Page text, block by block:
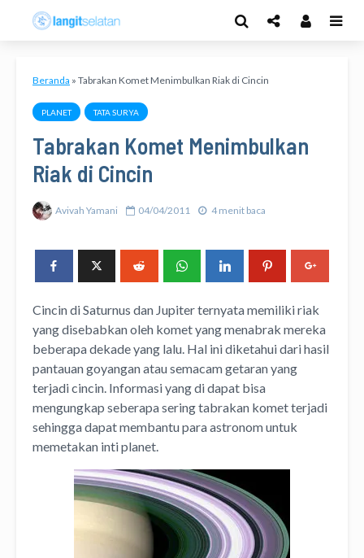
Beranda » Tabrakan Komet Menimbulkan Riak di Cincin
PLANET TATA SURYA
Tabrakan Komet Menimbulkan
Riak di Cincin
Avivah Yamani 04/04/2011 4 menit baca
Cincin di Saturnus dan Jupiter ternyata memiliki riak
yang disebabkan oleh komet yang menabrak mereka
beberapa dekade yang lalu. Hal ini diketahui dari hasil
pantauan goyangan atau semacam getaran yang
terjadi cincin. Informasi yang di dapat bisa
mengungkap seberapa sering tabrakan komet terjadi
sehingga dapat membantu para astronom untuk
memetakan inti planet.